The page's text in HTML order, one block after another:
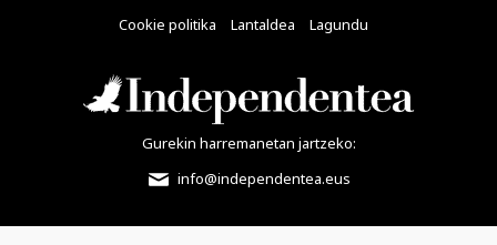
Cookie politika Lantaldea Lagundu
Gurekin harremanetan jartzeko:
info@independentea.eus